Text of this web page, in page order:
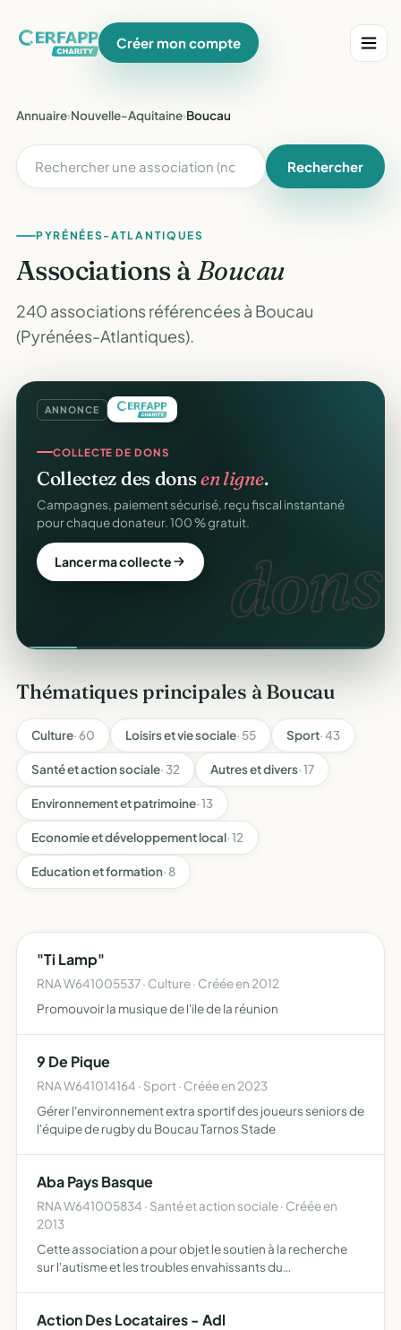
Créer mon compte
Annuaire›Nouvelle-Aquitaine›Boucau
Rechercher
PYRÉNÉES-ATLANTIQUES
Associations àBoucau
240 associations référencées à Boucau
(Pyrénées-Atlantiques).
ANNONCE
dons.
COLLECTE DE DONS
Collectez des donsen ligne.
Campagnes, paiement sécurisé, reçu fiscal instantané
pour chaque donateur. 100 % gratuit.
Lancer ma collecte
Thématiques principales à Boucau
Culture· 60 Loisirs et vie sociale· 55 Sport· 43
Santé et action sociale· 32 Autres et divers· 17
Environnement et patrimoine· 13
Economie et développement local· 12
Education et formation· 8
"Ti Lamp"
RNA W641005537 · Culture · Créée en 2012
Promouvoir la musique de l'ile de la réunion
9 De Pique
RNA W641014164 · Sport · Créée en 2023
Gérer l'environnement extra sportif des joueurs seniors de
l'équipe de rugby du Boucau Tarnos Stade
Aba Pays Basque
RNA W641005834 · Santé et action sociale · Créée en
2013
Cette association a pour objet le soutien à la recherche
sur l'autisme et les troubles envahissants du
respect…
Action Des Locataires - Adl